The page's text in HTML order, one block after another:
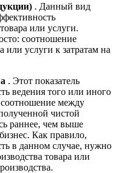
. Данный вид
или услуги.
соотношение
или услуги к затратам на
. Этот показатель
ведения того или иного
между
чистой
раннее, чем выше
Как правило,
в данном случае, нужно
товара или